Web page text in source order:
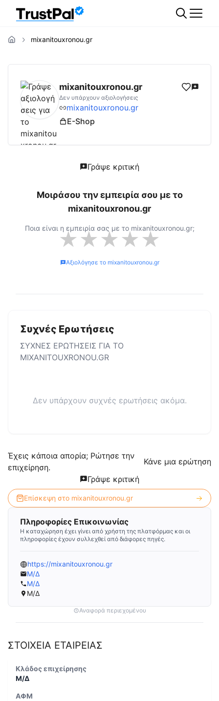
mixanitouxronou.gr
mixanitouxronou.gr Αξιολογήσεις | Δες
mixanitouxronou.gr
Δεν υπάρχουν αξιολογήσεις
mixanitouxronou.gr
E-Shop
Γράψε κριτική
Μοιράσου την εμπειρία σου με το
mixanitouxronou.gr
Ποια είναι η εμπειρία σας με το mixanitouxronou.gr;
★★★★★
Αξιολόγησε το mixanitouxronou.gr
Συχνές Ερωτήσεις
ΣΥΧΝΕΣ ΕΡΩΤΗΣΕΙΣ ΓΙΑ ΤΟ
MIXANITOUXRONOU.GR
Δεν υπάρχουν συχνές ερωτήσεις ακόμα.
Έχεις κάποια απορία; Ρώτησε την
επιχείρηση.
Κάνε μια ερώτηση
Γράψε κριτική
Επίσκεψη στο mixanitouxronou.gr
Πληροφορίες Επικοινωνίας
Η καταχώρηση έχει γίνει από χρήστη της πλατφόρμας και οι
πληροφορίες έχουν συλλεχθεί από διάφορες πηγές.
https://mixanitouxronou.gr
Μ/Δ
Μ/Δ
Μ/Δ
Αναφορά περιεχομένου
ΣΤΟΙΧΕΙΑ ΕΤΑΙΡΕΙΑΣ
Κλάδος επιχείρησης
Μ/Δ
ΑΦΜ